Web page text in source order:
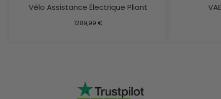
Vélo Assistance Électrique Pliant
1289,99 €